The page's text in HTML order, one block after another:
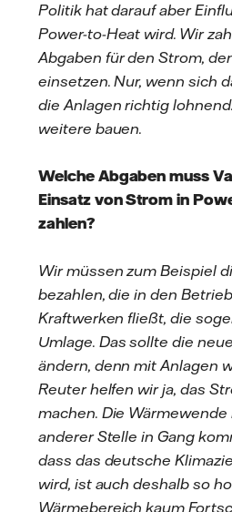
Politik hat darauf aber
Power-to-Heat wird. Wir
Abgaben für den Strom,
einsetzen. Nur, wenn sich
die Anlagen richtig
weitere bauen.
Welche Abgaben muss
Einsatz von Strom in
zahlen?
Wir müssen zum Beispiel
bezahlen, die in den
Kraftwerken fließt, die
Umlage. Das sollte die
ändern, denn mit Anlagen
Reuter helfen wir ja, das
machen. Die
anderer Stelle in Gang
dass das deutsche
wird, ist auch deshalb so
Wärmebereich kaum